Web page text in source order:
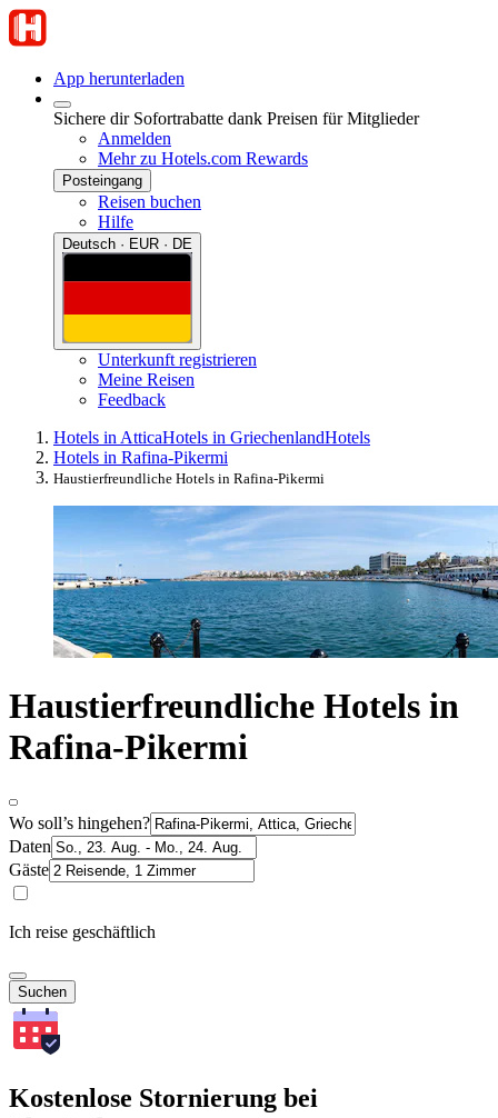
App herunterladen
Sichere dir Sofortrabatte dank Preisen für Mitglieder
Anmelden
Mehr zu Hotels.com Rewards
Posteingang
Reisen buchen
Hilfe
Deutsch · EUR · DE
Unterkunft registrieren
Meine Reisen
Feedback
Hotels in AtticaHotels in GriechenlandHotels
Hotels in Rafina-Pikermi
Haustierfreundliche Hotels in Rafina-Pikermi
Haustierfreundliche Hotels in
Rafina-Pikermi
Wo soll’s hingehen?
Daten
Gäste
Ich reise geschäftlich
Suchen
Kostenlose Stornierung bei